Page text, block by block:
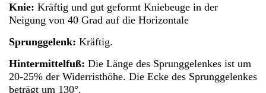
Knie: Kräftig und gut geformt Kniebeuge in der
Neigung von 40 Grad auf die Horizontale
Sprunggelenk: Kräftig.
Hintermittelfuß: Die Länge des Sprunggelenkes ist um
20-25% der Widerristhöhe. Die Ecke des Sprunggelenkes
beträgt um 130°.